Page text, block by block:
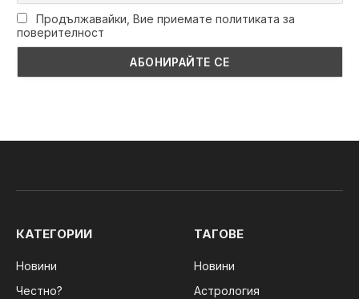
Продължавайки, Вие приемате политиката за
поверителност
КАТЕГОРИИ
Новини
Честно?
ТАГОВЕ
Новини
Астрология